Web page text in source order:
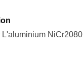
L'aluminium NiCr2080